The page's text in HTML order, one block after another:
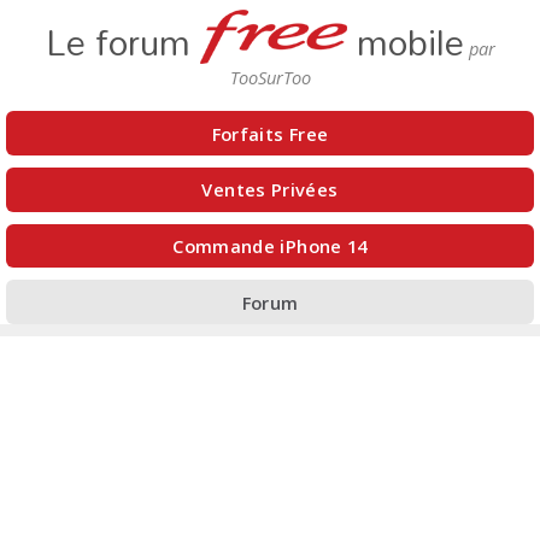
Le forum mobile
Forfaits Free
Ventes Privées
Commande iPhone 14
Forum